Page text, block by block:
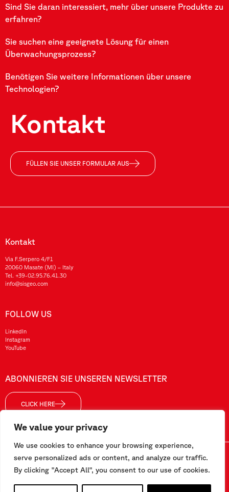
We value your privacy
We use cookies to enhance your browsing experience,
serve personalized ads or content, and analyze our traffic.
By clicking "Accept All", you consent to our use of cookies.
Sind Sie daran interessiert, mehr über unsere Produkte zu
erfahren?
Sie suchen eine geeignete Lösung für einen
Überwachungsprozess?
Benötigen Sie weitere Informationen über unsere
Technologien?
Kontakt
FÜLLEN SIE UNSER FORMULAR AUS
Kontakt
Via F.Serpero 4/F1
20060 Masate (MI) – Italy
Tel. +39-02.95.76.41.30
info@sisgeo.com
FOLLOW US
LinkedIn
Instagram
YouTube
ABONNIEREN SIE UNSEREN NEWSLETTER
CLICK HERE
Sisgeo SRL – VAT No./ CF / Reg. Imp.: 10732420152 – REA: 1413159 – Share Cap. €99.000,00
Diese Website wurde vonPipeline Srlrealisiert